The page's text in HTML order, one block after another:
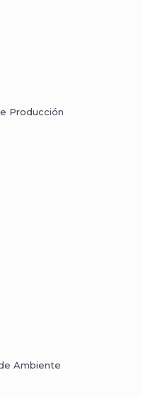
Producción
Ambiente